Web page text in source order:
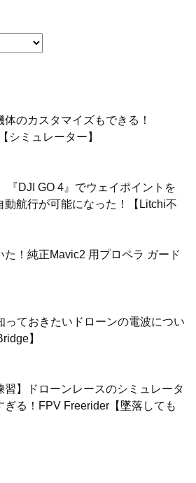
体のカスタマイズもできる！
シミュレーター】
『DJI GO 4』でウェイポイントを
動航行が可能になった！【Litchi不
た！純正Mavic2 用プロペラ ガード
っておきたいドローンの電波につい
】
習】ドローンレースのシミュレータ
ぎる！FPV Freerider【墜落しても